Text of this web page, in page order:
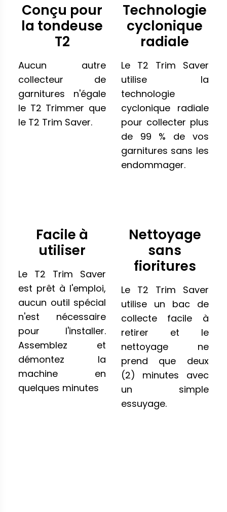
Conçu pour
la tondeuse
T2
Aucun autre
collecteur de
garnitures n'égale
le T2 Trimmer que
le T2 Trim Saver.
Technologie
cyclonique
radiale
Le T2 Trim Saver
utilise la
technologie
cyclonique radiale
pour collecter plus
de 99 % de vos
garnitures sans les
endommager.
Facile à
utiliser
Le T2 Trim Saver
est prêt à l'emploi,
aucun outil spécial
n'est nécessaire
pour l'installer.
Assemblez et
démontez la
machine en
quelques minutes
Nettoyage
sans
fioritures
Le T2 Trim Saver
utilise un bac de
collecte facile à
retirer et le
nettoyage ne
prend que deux
(2) minutes avec
un simple
essuyage.